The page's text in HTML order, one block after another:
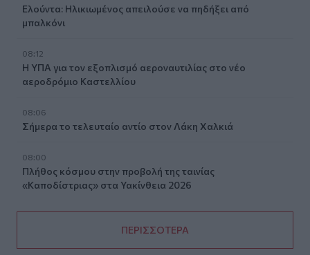
Ελούντα: Ηλικιωμένος απειλούσε να πηδήξει από
μπαλκόνι
08:12
Η ΥΠΑ για τον εξοπλισμό αεροναυτιλίας στο νέο
αεροδρόμιο Καστελλίου
08:06
Σήμερα το τελευταίο αντίο στον Λάκη Χαλκιά
08:00
Πλήθος κόσμου στην προβολή της ταινίας
«Καποδίστριας» στα Υακίνθεια 2026
ΠΕΡΙΣΣΟΤΕΡΑ